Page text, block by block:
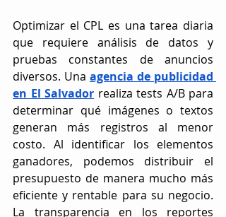
Optimizar el CPL es una tarea diaria
que requiere análisis de datos y
pruebas constantes de anuncios
diversos. Una agencia de publicidad
en El Salvador realiza tests A/B para
determinar qué imágenes o textos
generan más registros al menor
costo. Al identificar los elementos
ganadores, podemos distribuir el
presupuesto de manera mucho más
eficiente y rentable para su negocio.
La transparencia en los reportes